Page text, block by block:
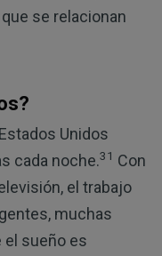
se relacionan
Unidos
cada noche.31 Con
el trabajo
muchas
el sueño es